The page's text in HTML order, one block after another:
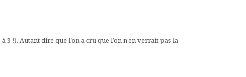
!). Autant dire que l’on a cru que l’on n’en verrait pas la